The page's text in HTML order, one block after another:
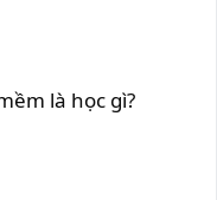
là học gì?